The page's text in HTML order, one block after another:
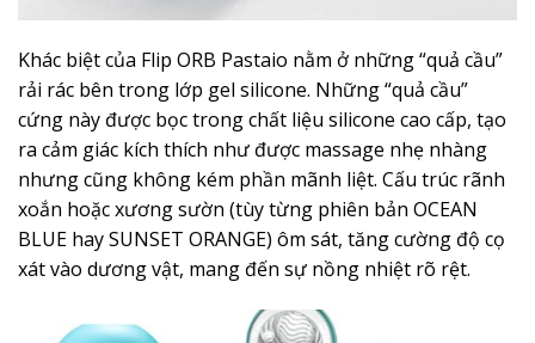
Khác biệt của Flip ORB Pastaio nằm ở những “quả cầu”
rải rác bên trong lớp gel silicone. Những “quả cầu”
cứng này được bọc trong chất liệu silicone cao cấp, tạo
ra cảm giác kích thích như được massage nhẹ nhàng
nhưng cũng không kém phần mãnh liệt. Cấu trúc rãnh
xoắn hoặc xương sườn (tùy từng phiên bản OCEAN
BLUE hay SUNSET ORANGE) ôm sát, tăng cường độ cọ
xát vào dương vật, mang đến sự nồng nhiệt rõ rệt.